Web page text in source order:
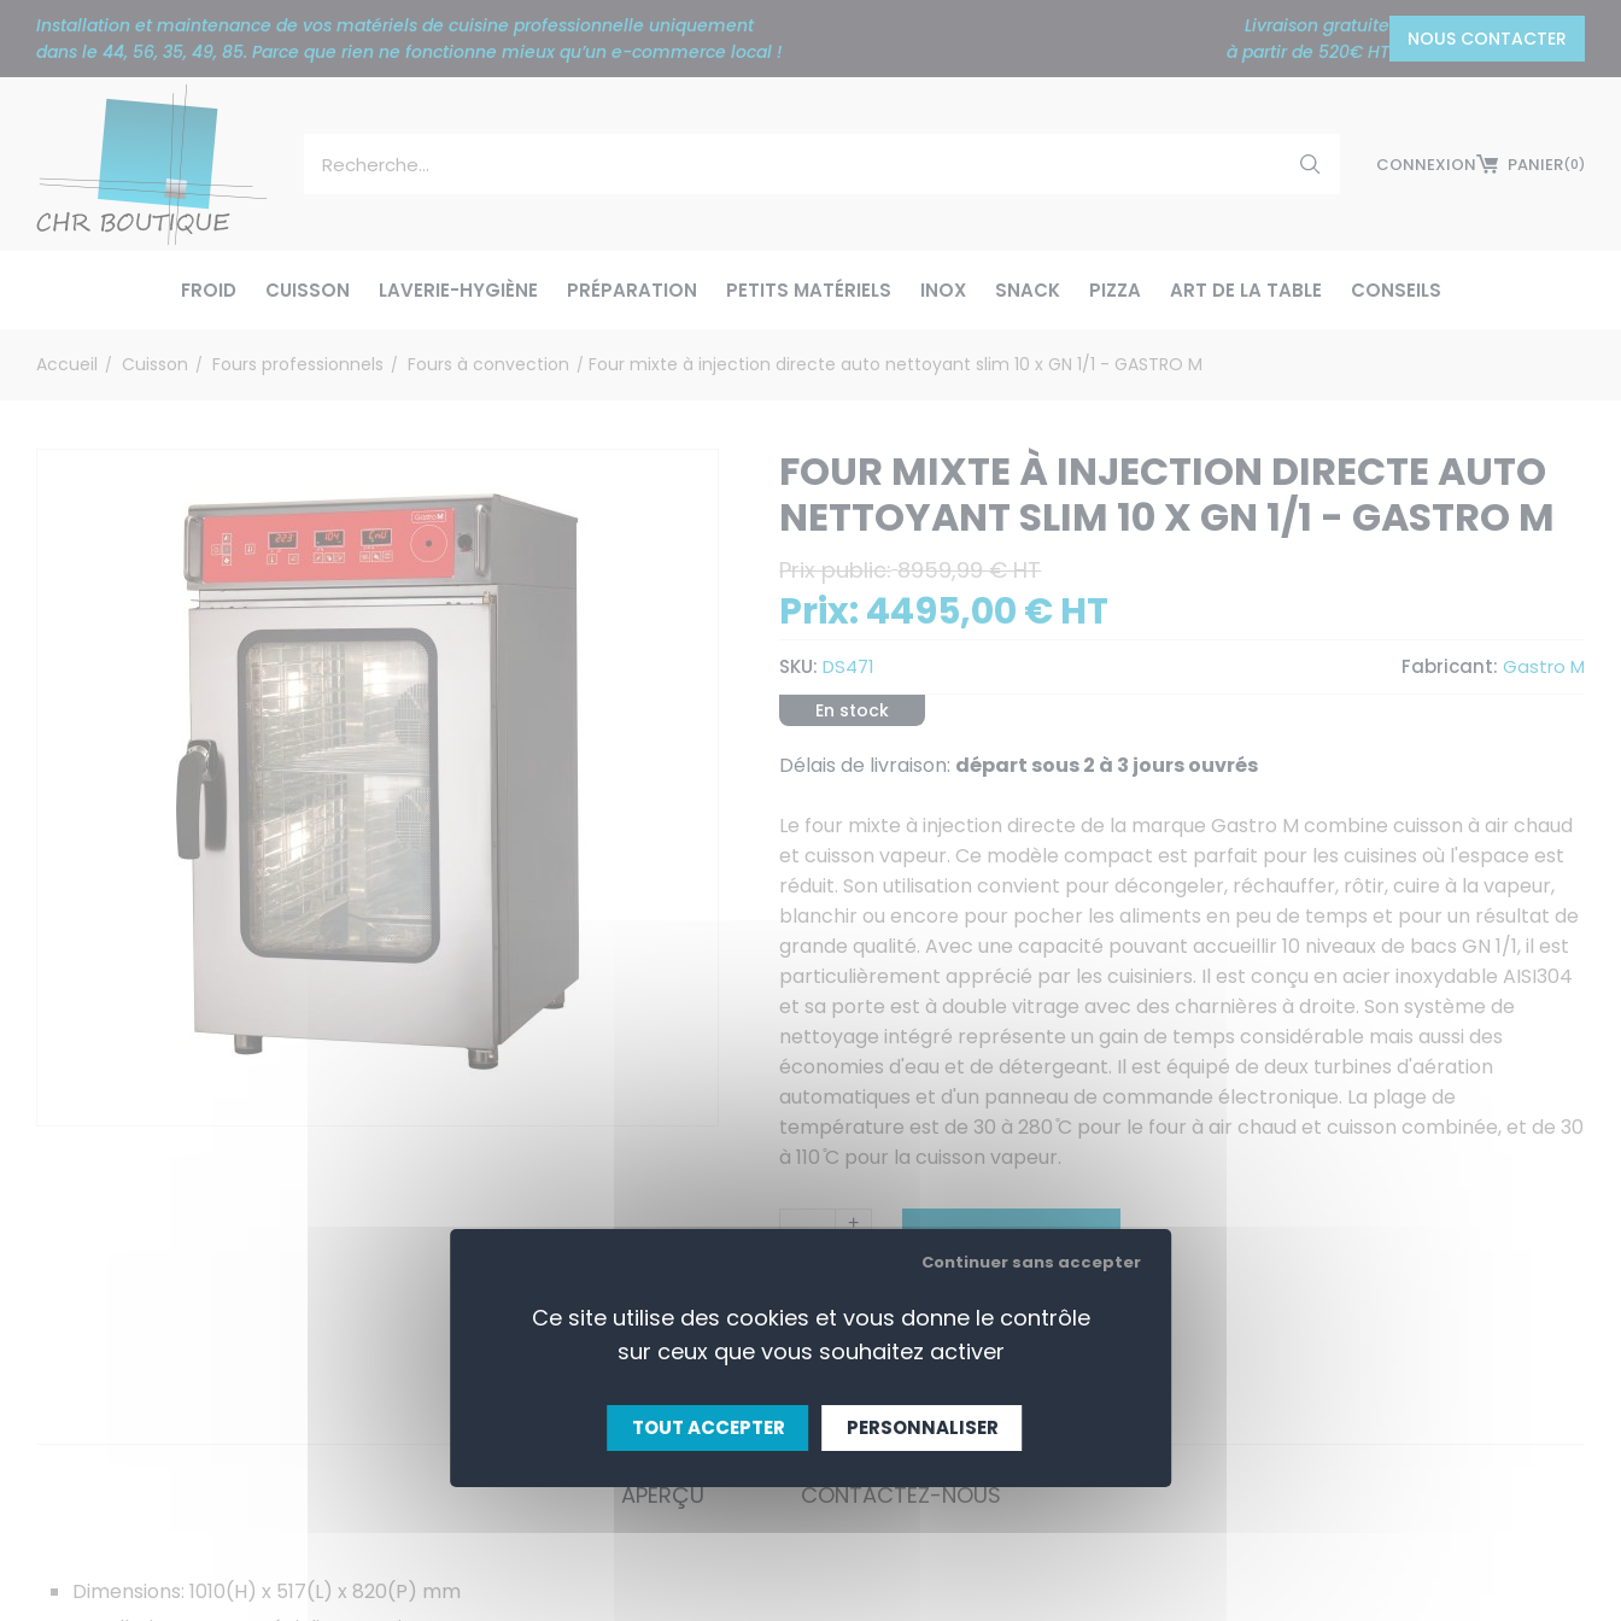
Installation et maintenance de vos matériels de cuisine professionnelle uniquement
dans le 44, 56, 35, 49, 85. Parce que rien ne fonctionne mieux qu’un e-commerce local !
Livraison gratuite
à partir de 520€ HT
NOUS CONTACTER
CONNEXION PANIER(0)
FROID CUISSON LAVERIE-HYGIÈNE PRÉPARATION PETITS MATÉRIELS INOX SNACK PIZZA ART DE LA TABLE CONSEILS
Accueil / Cuisson / Fours professionnels / Fours à convection / Four mixte à injection directe auto nettoyant slim 10 x GN 1/1 - GASTRO M
FOUR MIXTE À INJECTION DIRECTE AUTO
NETTOYANT SLIM 10 X GN 1/1 - GASTRO M
Prix public: 8959,99 € HT
Prix:4495,00 € HT
SKU: DS471 Fabricant: Gastro M
En stock
Délais de livraison: départ sous 2 à 3 jours ouvrés
Le four mixte à injection directe de la marque Gastro M combine cuisson à air chaud
et cuisson vapeur. Ce modèle compact est parfait pour les cuisines où l'espace est
réduit. Son utilisation convient pour décongeler, réchauffer, rôtir, cuire à la vapeur,
blanchir ou encore pour pocher les aliments en peu de temps et pour un résultat de
grande qualité. Avec une capacité pouvant accueillir 10 niveaux de bacs GN 1/1, il est
particulièrement apprécié par les cuisiniers. Il est conçu en acier inoxydable AISI304
et sa porte est à double vitrage avec des charnières à droite. Son système de
nettoyage intégré représente un gain de temps considérable mais aussi des
économies d'eau et de détergeant. Il est équipé de deux turbines d'aération
automatiques et d'un panneau de commande électronique. La plage de
température est de 30 à 280 ̊C pour le four à air chaud et cuisson combinée, et de 30
à 110 ̊C pour la cuisson vapeur.
+
APERÇU CONTACTEZ-NOUS
Dimensions: 1010(H) x 517(L) x 820(P) mm
Panneau de gestion des cookies
Ce site utilise des cookies et vous donne le contrôle
sur ceux que vous souhaitez activer
TOUT ACCEPTER
Continuer sans accepter
PERSONNALISER